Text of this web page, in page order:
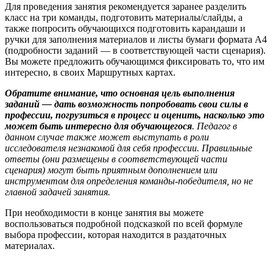
Для проведения занятия рекомендуется заранее разделить
класс на три команды, подготовить материалы/слайды, а
также попросить обучающихся подготовить карандаши и
ручки для заполнения материалов и листы бумаги формата А4
(подробности заданий — в соответствующей части сценария).
Вы можете предложить обучающимся фиксировать то, что им
интересно, в своих Маршрутных картах.
Обратите внимание, что основная цель выполнения
заданий — дать возможность попробовать свои силы в
профессии, погрузиться в процесс и оценить, насколько это
может быть интересно для обучающегося. Педагог в
данном случае также может выступать в роли
исследователя незнакомой для себя профессии. Правильные
ответы (они размещены в соответствующей части
сценария) могут быть приятным дополнением или
инструментом для определения команды-победителя, но не
главной задачей занятия.
При необходимости в конце занятия вы можете
воспользоваться подробной подсказкой по всей формуле
выбора профессии, которая находится в раздаточных
материалах.